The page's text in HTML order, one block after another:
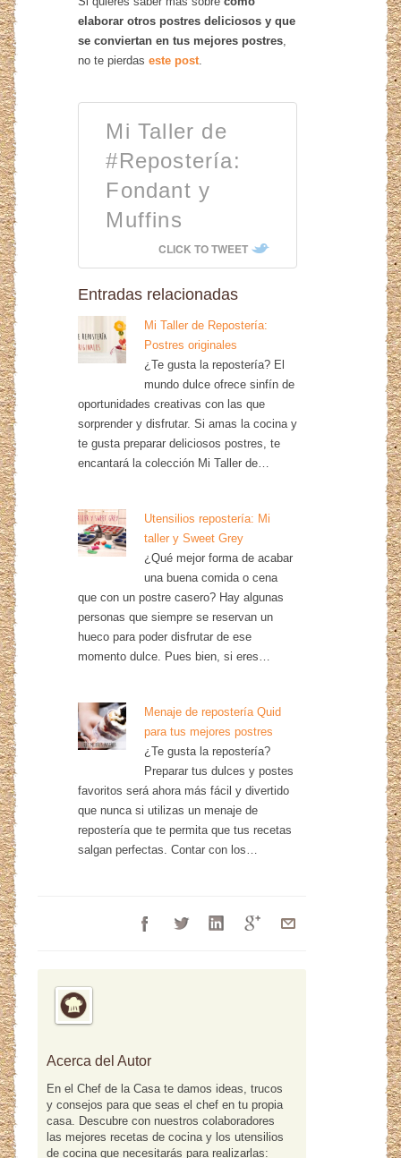
elaborar otros postres deliciosos y que
se conviertan en tus mejores postres
no te pierdaseste post
Mi Taller de
#Repostería:
Fondant y
Muffins
CLICK TO TWEET
Entradas relacionadas
Mi Taller de Repostería:
Postres originales
¿Te gusta la repostería? El
mundo dulce ofrece sinfín de
oportunidades creativas con las que
sorprender y disfrutar. Si amas la cocina y
te gusta preparar deliciosos postres, te
encantará la colección Mi Taller de…
Utensilios repostería: Mi
taller y Sweet Grey
¿Qué mejor forma de acabar
una buena comida o cena
que con un postre casero? Hay algunas
personas que siempre se reservan un
hueco para poder disfrutar de ese
momento dulce. Pues bien, si eres…
Menaje de repostería Quid
para tus mejores postres
¿Te gusta la repostería?
Preparar tus dulces y postes
favoritos será ahora más fácil y divertido
que nunca si utilizas un menaje de
repostería que te permita que tus recetas
salgan perfectas. Contar con los…
Acerca del Autor
En el Chef de la Casa te damos ideas, trucos
y consejos para que seas el chef en tu propia
casa. Descubre con nuestros colaboradores
las mejores recetas de cocina y los utensilios
de cocina que necesitarás para realizarlas: